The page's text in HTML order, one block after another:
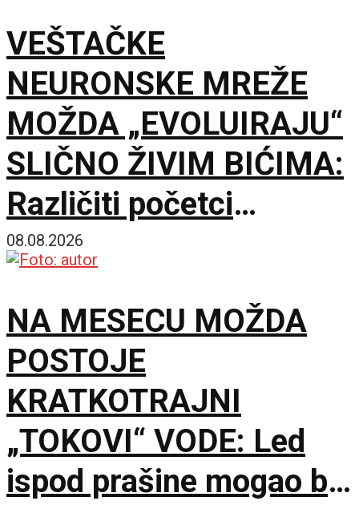
VEŠTAČKE
NEURONSKE MREŽE
MOŽDA „EVOLUIRAJU“
SLIČNO ŽIVIM BIĆIMA:
Različiti početci
završavaju u sličnim
08.08.2026
NA MESECU MOŽDA
POSTOJE
KRATKOTRAJNI
„TOKOVI“ VODE: Led
ispod prašine mogao bi